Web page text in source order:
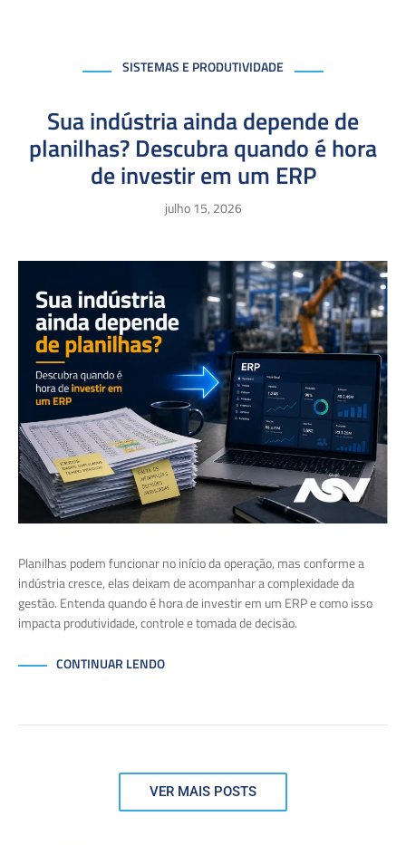
SISTEMAS E PRODUTIVIDADE
Sua indústria ainda depende de
planilhas? Descubra quando é hora
de investir em um ERP
julho 15, 2026
Planilhas podem funcionar no início da operação, mas conforme a
indústria cresce, elas deixam de acompanhar a complexidade da
gestão. Entenda quando é hora de investir em um ERP e como isso
impacta produtividade, controle e tomada de decisão.
CONTINUAR LENDO
VER MAIS POSTS